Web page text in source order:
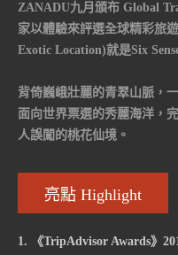
ZANADU九月頒布 Global
家以體驗來評選全球精彩旅
Exotic Location)就是Six
背倚巍峨壯麗的青翠山脈，
面向世界票選的秀麗海洋，
人誤闖的桃花仙境。
亮點 Highlight
1. 《TripAdvisor Awards》